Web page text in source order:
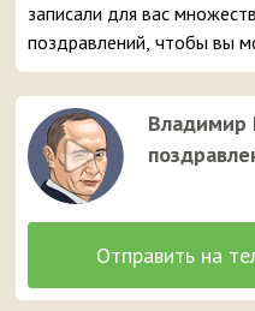
записали для вас
поздравлений, чтобы вы
вашу подругу или
выберите самое
именинами и отправьте
телефон адресата.
Владимир